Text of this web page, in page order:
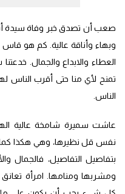
صعب أن تصدق خبر وفاة سيدة
وبهاء وأناقة عالية. كم هو
العطاء والابداع والجمال.
تمنح لأي منا حتى أقرب الناس
الناس.
عاشت سميرة شامخة عالية
نفس قل نظيرها، وهي هكذا كما
بتفاصيل التفاصيل، فالجمال
ومشربها ومنامها. امرأة